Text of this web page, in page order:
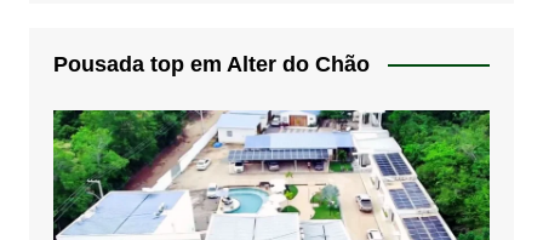
Pousada top em Alter do Chão